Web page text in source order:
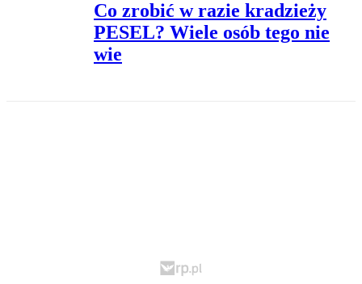
Co zrobić w razie kradzieży
PESEL? Wiele osób tego nie
wie